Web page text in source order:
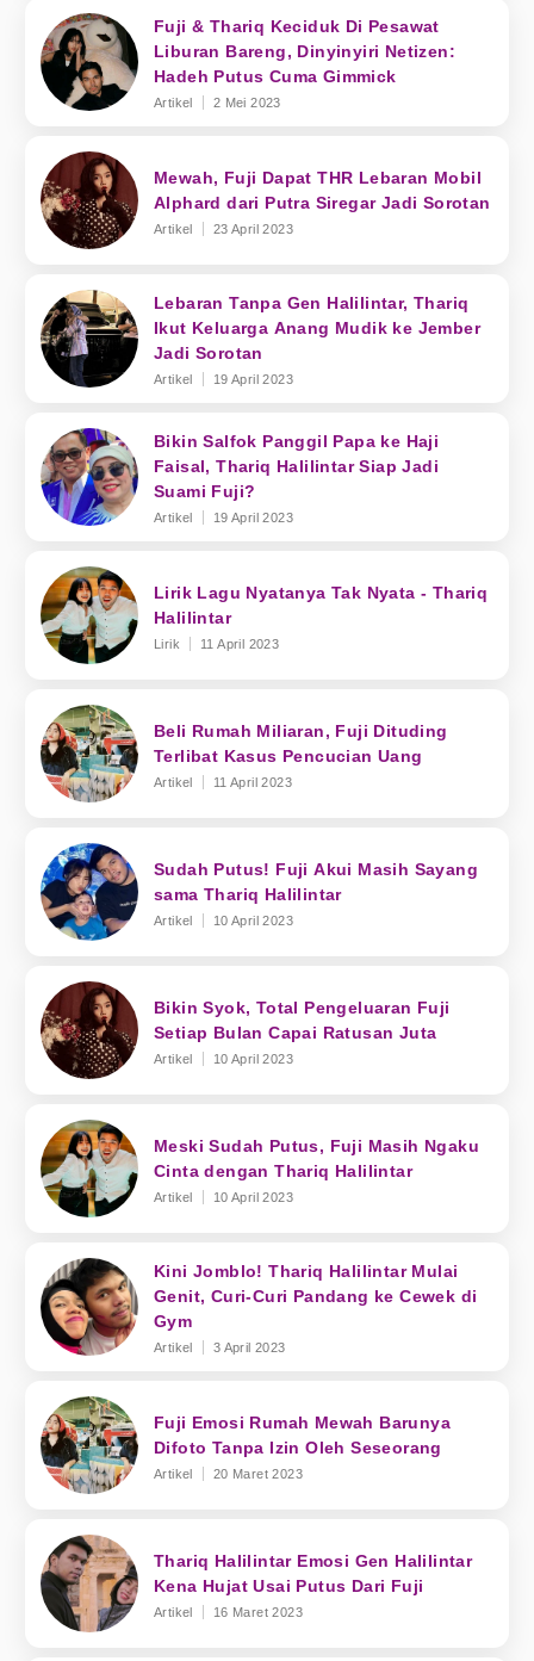
Fuji & Thariq Keciduk Di Pesawat
Liburan Bareng, Dinyinyiri Netizen:
Hadeh Putus Cuma Gimmick
Artikel 2 Mei 2023
Mewah, Fuji Dapat THR Lebaran Mobil
Alphard dari Putra Siregar Jadi Sorotan
Artikel 23 April 2023
Lebaran Tanpa Gen Halilintar, Thariq
Ikut Keluarga Anang Mudik ke Jember
Jadi Sorotan
Artikel 19 April 2023
Bikin Salfok Panggil Papa ke Haji
Faisal, Thariq Halilintar Siap Jadi
Suami Fuji?
Artikel 19 April 2023
Lirik Lagu Nyatanya Tak Nyata - Thariq
Halilintar
Lirik 11 April 2023
Beli Rumah Miliaran, Fuji Dituding
Terlibat Kasus Pencucian Uang
Artikel 11 April 2023
Sudah Putus! Fuji Akui Masih Sayang
sama Thariq Halilintar
Artikel 10 April 2023
Bikin Syok, Total Pengeluaran Fuji
Setiap Bulan Capai Ratusan Juta
Artikel 10 April 2023
Meski Sudah Putus, Fuji Masih Ngaku
Cinta dengan Thariq Halilintar
Artikel 10 April 2023
Kini Jomblo! Thariq Halilintar Mulai
Genit, Curi-Curi Pandang ke Cewek di
Gym
Artikel 3 April 2023
Fuji Emosi Rumah Mewah Barunya
Difoto Tanpa Izin Oleh Seseorang
Artikel 20 Maret 2023
Thariq Halilintar Emosi Gen Halilintar
Kena Hujat Usai Putus Dari Fuji
Artikel 16 Maret 2023